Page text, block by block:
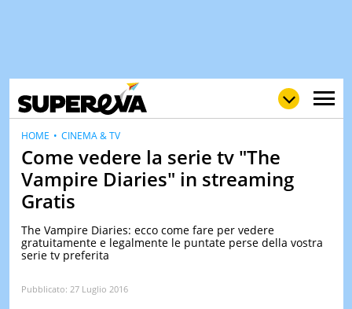
VIDEO
Come vedere la serie tv "The
Vampire Diaries" in streaming
Gratis
The Vampire Diaries: ecco come fare per vedere
gratuitamente e legalmente le puntate perse della vostra
serie tv preferita
Pubblicato: 27 Luglio 2016
HOME CINEMA & TV